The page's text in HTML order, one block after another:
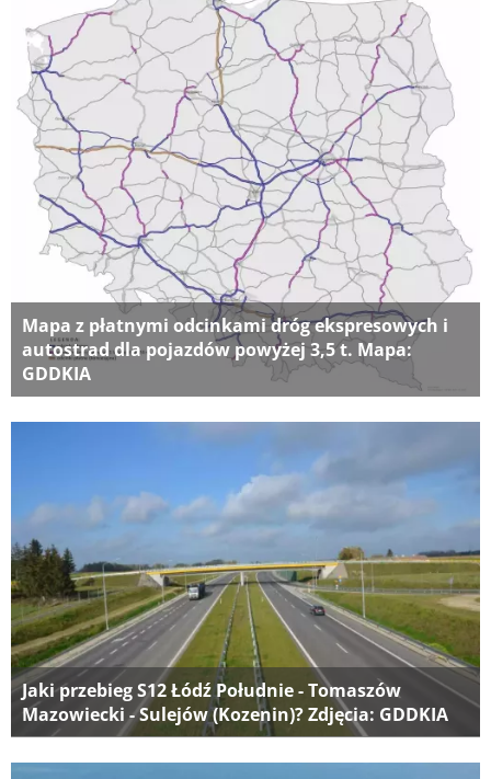
Mapa z płatnymi odcinkami dróg ekspresowych i
autostrad dla pojazdów powyżej 3,5 t. Mapa:
GDDKIA
Jaki przebieg S12 Łódź Południe - Tomaszów
Mazowiecki - Sulejów (Kozenin)? Zdjęcia: GDDKIA